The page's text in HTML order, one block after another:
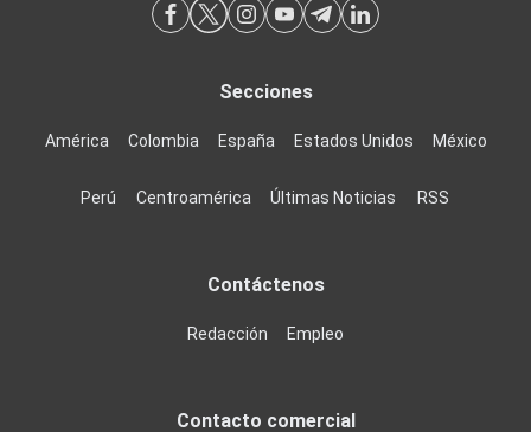
Secciones
América Colombia España Estados Unidos México
Perú Centroamérica Últimas Noticias RSS
Contáctenos
Redacción Empleo
Contacto comercial